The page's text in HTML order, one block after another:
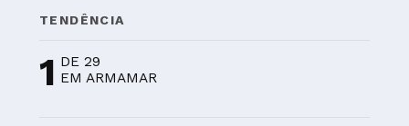
TENDÊNCIA
1 DE 29
EM ARMAMAR